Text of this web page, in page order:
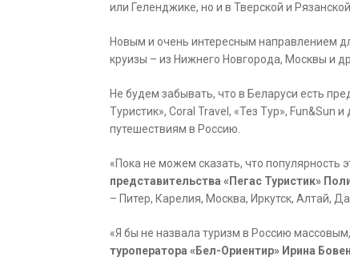
или Геленджике, но и в Тверской и Рязанской
Новым и очень интересным направлением
круизы – из Нижнего Новгорода, Москвы и
Не будем забывать, что в Беларуси есть
Туристик», Coral Travel, «Тез Тур», Fun&Sun
путешествиям в Россию.
«Пока не можем сказать, что популярность
представительства «Пегас Туристик»
– Питер, Карелия, Москва, Иркутск, Алтай,
«Я бы не назвала туризм в Россию
туроператора «Бел-Ориентир» Ирина